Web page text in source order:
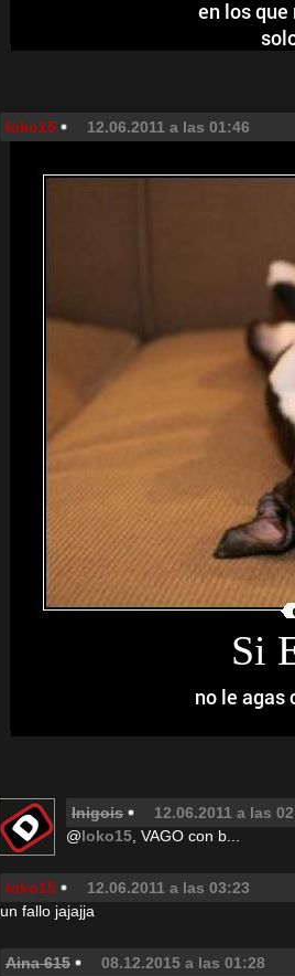
en los que
loko15 12.06.2011 a las 01:46
Si
no le agas
Inigois
12.06.2011 a las
@loko15 , VAGO con b...
loko15
12.06.2011 a las 03:23
un fallo jajajja
Aina 615
08.12.2015 a las 01:28